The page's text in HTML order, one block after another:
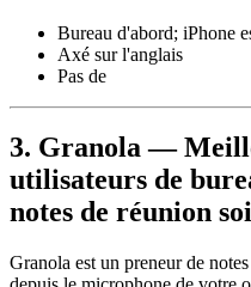
Bureau d'abord; iPhone
Axé sur l'anglais
Pas de
3. Granola —
utilisateurs de
notes de réunion
Granola est un preneur de